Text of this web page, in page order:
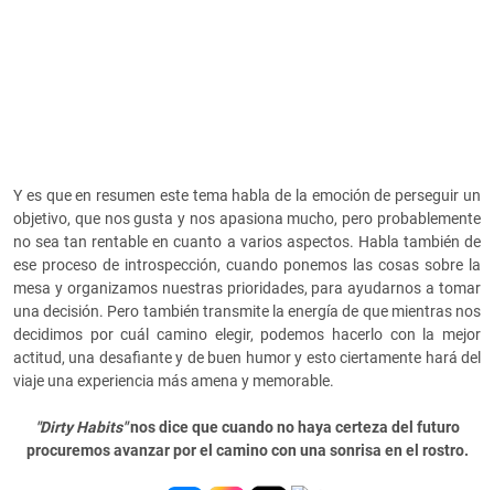
Y es que en resumen este tema habla de la emoción de perseguir un
objetivo, que nos gusta y nos apasiona mucho, pero probablemente
no sea tan rentable en cuanto a varios aspectos. Habla también de
ese proceso de introspección, cuando ponemos las cosas sobre la
mesa y organizamos nuestras prioridades, para ayudarnos a tomar
una decisión. Pero también transmite la energía de que mientras nos
decidimos por cuál camino elegir, podemos hacerlo con la mejor
actitud, una desafiante y de buen humor y esto ciertamente hará del
viaje una experiencia más amena y memorable.
"Dirty Habits"nos dice que cuando no haya certeza del futuro
procuremos avanzar por el camino con una sonrisa en el rostro.